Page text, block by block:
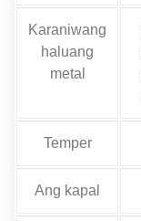
Karaniwang
haluang
metal
Temper
Ang kapal